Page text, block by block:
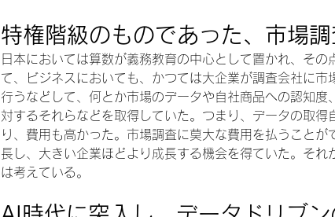
特権階級のものであった、市場調
日本においては算数が義務教育の中心として置かれ、そ
て、ビジネスにおいても、かつては大企業が調査会社に
行うなどして、何とか市場のデータや自社商品への認知
対するそれらなどを取得していた。つまり、データの取
り、費用も高かった。市場調査に莫大な費用を払うこと
長し、大きい企業ほどより成長する機会を得ていた。そ
は考えている。